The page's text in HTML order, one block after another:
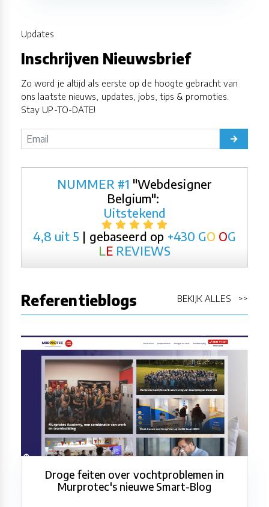
Updates
Inschrijven Nieuwsbrief
Zo word je altijd als eerste op de hoogte gebracht van
ons laatste nieuws, updates, jobs, tips & promoties.
Stay UP-TO-DATE!
NUMMER #1 "Webdesigner
Belgium":
Uitstekend
4,8 uit 5 | gebaseerd op +430 GO OG
L E REVIEWS
Referentieblogs BEKIJK ALLES >>
Droge feiten over vochtproblemen in
Murprotec's nieuwe Smart-Blog